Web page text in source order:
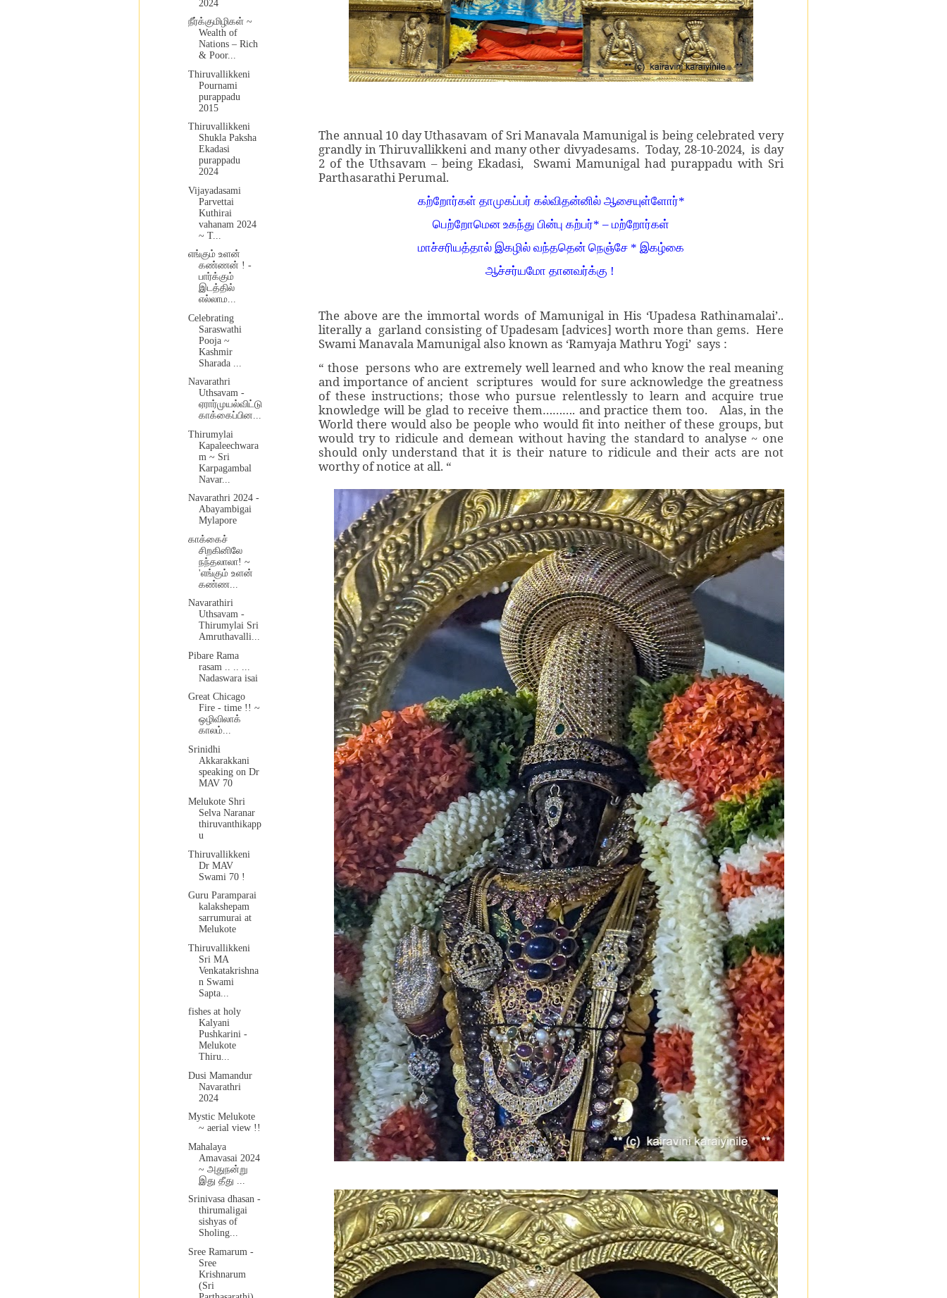
The annual 10 day Uthasavam of Sri Manavala Mamunigal is being celebrated very
grandly in Thiruvallikkeni and many other divyadesams. Today, 28-10-2024, is day
2 of the Uthsavam – being Ekadasi, Swami Mamunigal had purappadu with Sri
Parthasarathi Perumal.
கற்றோர்கள் தாமுகப்பர் கல்விதன்னில் ஆசையுள்ளோர்*
பெற்றோமென உகந்து பின்பு கற்பர்* – மற்றோர்கள்
மாச்சரியத்தால் இகழில் வந்ததென் நெஞ்சே * இகழ்கை
ஆச்சர்யமோ தானவர்க்கு !
The above are the immortal words of Mamunigal in His ‘Upadesa Rathinamalai’..
literally a garland consisting of Upadesam [advices] worth more than gems. Here
Swami Manavala Mamunigal also known as ‘Ramyaja Mathru Yogi’ says :
“ those persons who are extremely well learned and who know the real meaning
and importance of ancient scriptures would for sure acknowledge the greatness
of these instructions; those who pursue relentlessly to learn and acquire true
knowledge will be glad to receive them………. and practice them too. Alas, in the
World there would also be people who would fit into neither of these groups, but
would try to ridicule and demean without having the standard to analyse ~ one
should only understand that it is their nature to ridicule and their acts are not
worthy of notice at all. “
2024
நீர்க்குமிழிகள் ~
Wealth of
Nations – Rich
& Poor...
Thiruvallikkeni
Pournami
purappadu
2015
Thiruvallikkeni
Shukla Paksha
Ekadasi
purappadu
2024
Vijayadasami
Parvettai
Kuthirai
vahanam 2024
~ T...
எங்கும் உளன்
கண்ணன் ! -
பார்க்கும்
இடத்தில்
எல்லாம...
Celebrating
Saraswathi
Pooja ~
Kashmir
Sharada ...
Navarathri
Uthsavam -
ஏரார்முயல்விட்டு
காக்கைப்பின...
Thirumylai
Kapaleechwara
m ~ Sri
Karpagambal
Navar...
Navarathri 2024 -
Abayambigai
Mylapore
காக்கைச்
சிறகினிலே
நந்தலாலா! ~
'எங்கும் உளன்
கண்ண...
Navarathiri
Uthsavam -
Thirumylai Sri
Amruthavalli...
Pibare Rama
rasam .. .. ...
Nadaswara isai
Great Chicago
Fire - time !! ~
ஒழிவிலாக்
காலம்...
Srinidhi
Akkarakkani
speaking on Dr
MAV 70
Melukote Shri
Selva Naranar
thiruvanthikapp
u
Thiruvallikkeni
Dr MAV
Swami 70 !
Guru Paramparai
kalakshepam
sarrumurai at
Melukote
Thiruvallikkeni
Sri MA
Venkatakrishna
n Swami
Sapta...
fishes at holy
Kalyani
Pushkarini -
Melukote
Thiru...
Dusi Mamandur
Navarathri
2024
Mystic Melukote
~ aerial view !!
Mahalaya
Amavasai 2024
~ அதுநன்று
இது தீது ...
Srinivasa dhasan -
thirumaligai
sishyas of
Sholing...
Sree Ramarum -
Sree
Krishnarum
(Sri